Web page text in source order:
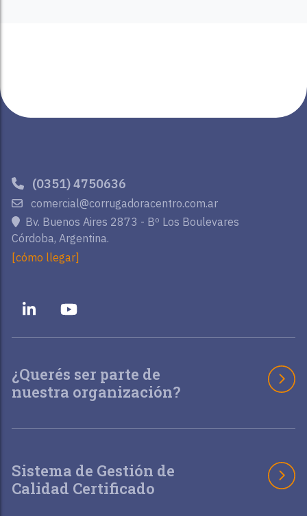
(0351) 4750636
comercial@corrugadoracentro.com.ar
Bv. Buenos Aires 2873 - Bº Los Boulevares
Córdoba, Argentina.
[cómo llegar]
¿Querés ser parte de
nuestra organización?
Sistema de Gestión de
Calidad Certificado